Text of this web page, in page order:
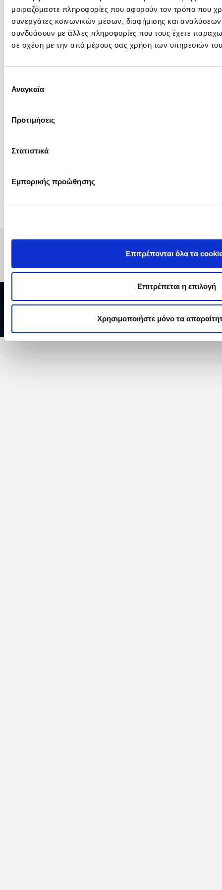
μοιραζόμαστε πληροφορίες που αφορούν τον τρόπο που
συνεργάτες κοινωνικών μέσων, διαφήμισης και αναλύσεων,
συνδυάσουν με άλλες πληροφορίες που τους έχετε
σε σχέση με την από μέρους σας χρήση των υπηρεσιών
συγκατάθεσης
Αναγκαία
Προτιμήσεις
Στατιστικά
Εμπορικής προώθησης
Επιτρέπονται όλα τα
Επιτρέπεται η επιλογή
Χρησιμοποιήστε μόνο τα
Πληροφορίες Διαγωνισμού
Γενικές Πλήροφορίες, Τεύχος Πρόσκλησης και Ανακοινώσεις
ημερομηνία είναι καθαρά για
Πρόσκληση:
Συμπληρώματα:
Copyright © 2026 ΔΕΗ Α.Ε.